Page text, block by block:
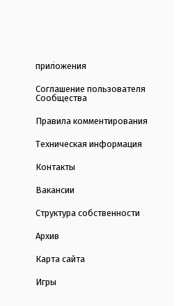
приложения
Соглашение пользователя
Сообщества
Правила комментирования
Техническая информация
Контакты
Вакансии
Структура собственности
Архив
Карта сайта
Игры